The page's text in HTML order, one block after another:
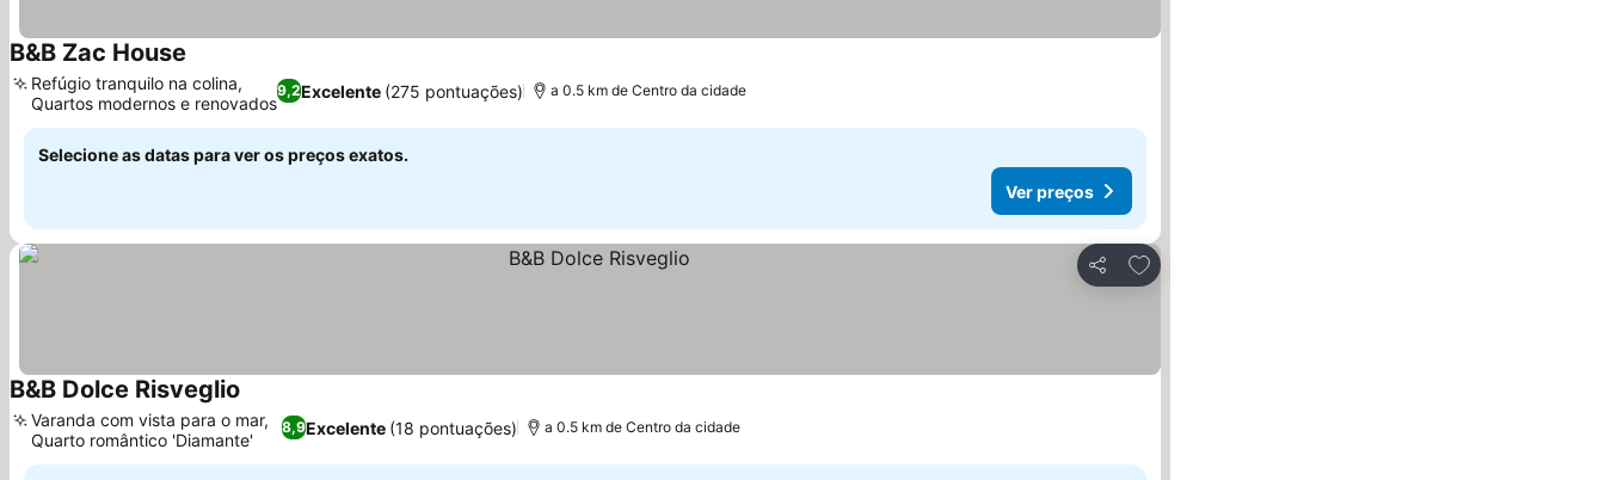
B&B Zac House
9,2Excelente (275 pontuações)
Refúgio tranquilo na colina,
Quartos modernos e renovados
a 0.5 km de Centro da cidade
Selecione as datas para ver os preços exatos.
Ver preços
Partilhar
Adicionar aos favoritos
B&B Dolce Risveglio
8,9Excelente (18 pontuações)
Varanda com vista para o mar,
Quarto romântico 'Diamante'
a 0.5 km de Centro da cidade